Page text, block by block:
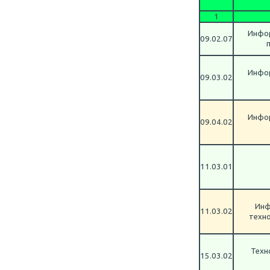
1
09.02.07
09.03.02
09.04.02
11.03.01
11.03.02
15.03.02